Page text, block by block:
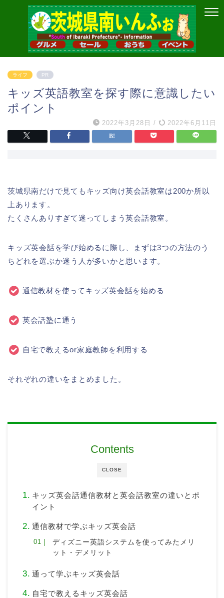
ライフ PR
キッズ英語教室を探す際に意識したい
ポイント
2022年3月28日 / 2022年6月11日
茨城県南だけで見てもキッズ向け英会話教室は200か所以
上あります。
たくさんありすぎて迷ってしまう英会話教室。
キッズ英会話を学び始めるに際し、まずは3つの方法のう
ちどれを選ぶか迷う人が多いかと思います。
通信教材を使ってキッズ英会話を始める
英会話塾に通う
自宅で教えるor家庭教師を利用する
それぞれの違いをまとめました。
CLOSE
Contents
キッズ英会話通信教材と英会話教室の違いとポ
イント
通信教材で学ぶキッズ英会話
ディズニー英語システムを使ってみたメリ
ット・デメリット
通って学ぶキッズ英会話
自宅で教えるキッズ英会話